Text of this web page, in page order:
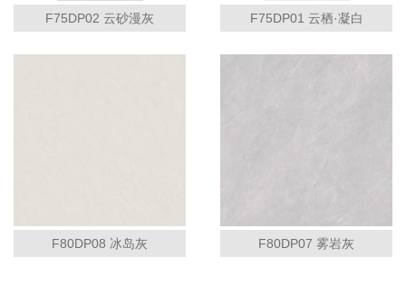
F75DP02 云砂漫灰 F75DP01 云栖·凝白
F80DP08 冰岛灰 F80DP07 雾岩灰